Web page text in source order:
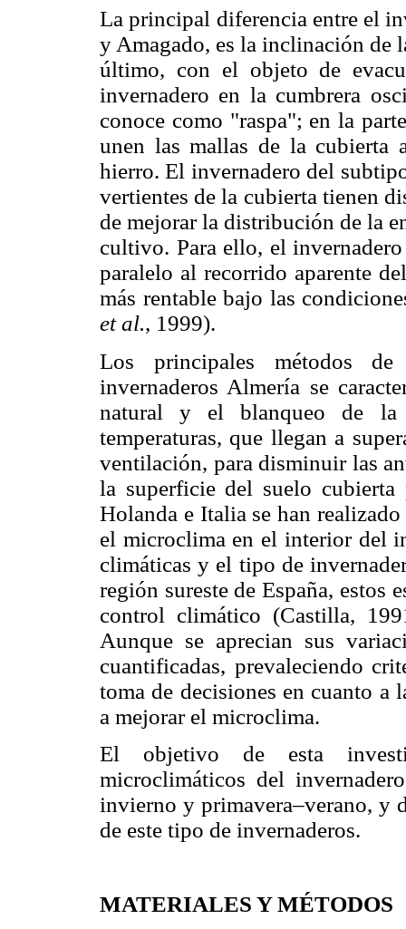
La principal diferencia entre el
y Amagado, es la inclinación de
último, con el objeto de
invernadero en la cumbrera
conoce como "raspa"; en la
unen las mallas de la cubierta
hierro. El invernadero del
vertientes de la cubierta tienen
de mejorar la distribución de la
cultivo. Para ello, el
paralelo al recorrido aparente
más rentable bajo las
et al., 1999).
Los principales métodos
invernaderos Almería se
natural y el blanqueo de la
temperaturas, que llegan a
ventilación, para disminuir las
la superficie del suelo
Holanda e Italia se han
el microclima en el interior del
climáticas y el tipo de
región sureste de España, estos
control climático (Castilla,
Aunque se aprecian sus
cuantificadas, prevaleciendo
toma de decisiones en cuanto
a mejorar el microclima.
El objetivo de esta
microclimáticos del
invierno y primavera–verano, y
de este tipo de invernaderos.
MATERIALES Y MÉTODOS